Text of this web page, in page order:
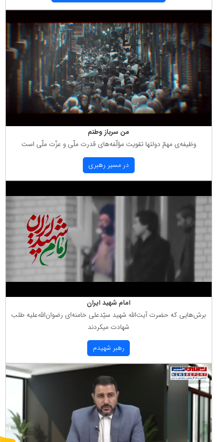
من سرباز وطنم
وظیفه‌ی مهمّ دولتها تقویت مؤلّفه‌های قدرت ملّی و عزّت ملّی است
در مسیر رهبری
امام شهید ایران
برش‌هایی كه حضرت آیت‌الله شهید سیّدعلی خامنه‌ای رضوان‌الله‌علیه طلب
شهادت میكردند
رهبر شهیدم